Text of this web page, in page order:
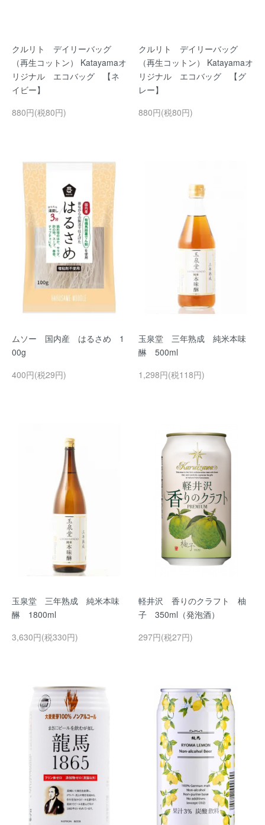
クルリト デイリーバッグ
（再生コットン） Katayamaオ
リジナル エコバッグ 【ネ
イビー】
880円(税80円)
クルリト デイリーバッグ
（再生コットン） Katayamaオ
リジナル エコバッグ 【グ
レー】
880円(税80円)
ムソー 国内産 はるさめ 1
00g
400円(税29円)
玉泉堂 三年熟成 純米本味
醂 500ml
1,298円(税118円)
玉泉堂 三年熟成 純米本味
醂 1800ml
3,630円(税330円)
軽井沢 香りのクラフト 柚
子 350ml（発泡酒）
297円(税27円)